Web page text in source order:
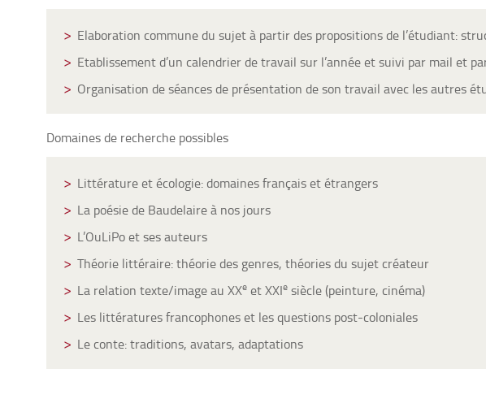
Elaboration commune du sujet à partir des propositions de l’étudiant:
Etablissement d’un calendrier de travail sur l’année et suivi par mail et
Organisation de séances de présentation de son travail avec les autres
Domaines de recherche possibles
Littérature et écologie: domaines français et étrangers
La poésie de Baudelaire à nos jours
L’OuLiPo et ses auteurs
Théorie littéraire: théorie des genres, théories du sujet créateur
La relation texte/image au XXe et XXIe siècle (peinture, cinéma)
Les littératures francophones et les questions post-coloniales
Le conte: traditions, avatars, adaptations